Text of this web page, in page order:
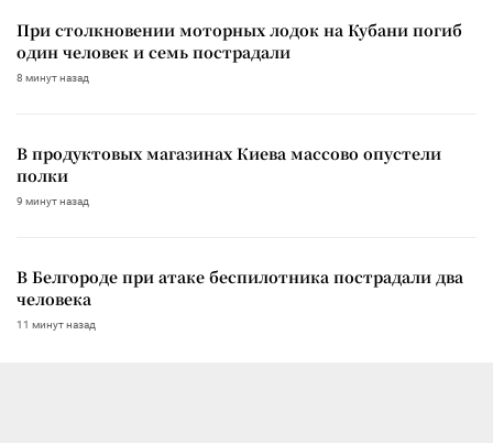
При столкновении моторных лодок на Кубани погиб
один человек и семь пострадали
8 минут назад
В продуктовых магазинах Киева массово опустели
полки
9 минут назад
В Белгороде при атаке беспилотника пострадали два
человека
11 минут назад